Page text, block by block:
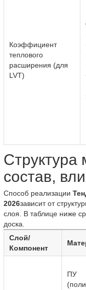
Коэффициент
теплового
расширения (для
LVT)
Структура
состав,
Способ реализации
2026зависит от
слоя. В таблице ниже
доска.
Слой/
Компонент
ПУ